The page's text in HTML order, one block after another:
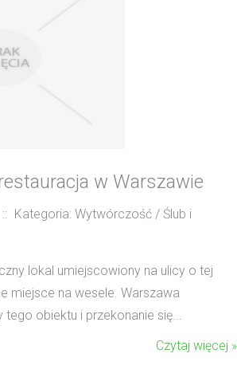
w Warszawie
:: Kategoria: Wytwórczość / Ślub i
lokal umiejscowiony na ulicy o tej
miejsce na wesele. Warszawa
tego obiektu i przekonanie się...
Czytaj więcej »